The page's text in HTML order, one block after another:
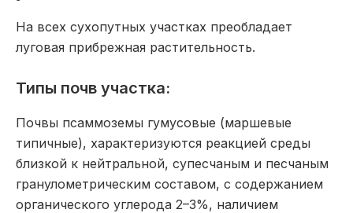
На всех сухопутных участках преобладает
луговая прибрежная растительность.
Типы почв участка:
Почвы псаммоземы гумусовые (маршевые
типичные), характеризуются реакцией среды
близкой к нейтральной, супесчаным и песчаным
гранулометрическим составом, с содержанием
органического углерода 2–3%, наличием